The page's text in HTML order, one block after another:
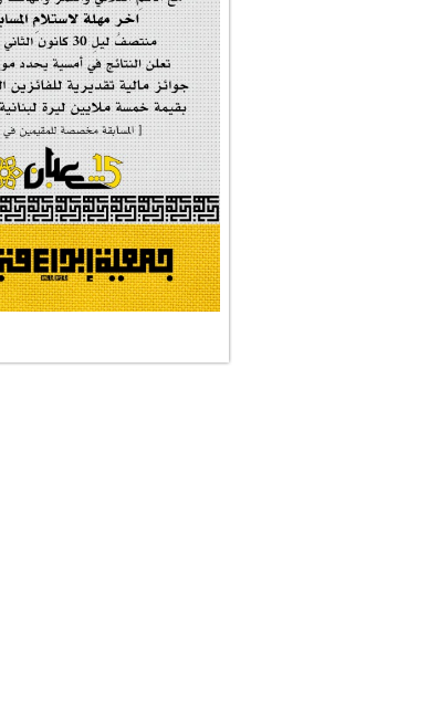
مولد السيدة #الز�...
#أم_الشهداء
#النجم_الثاقب
#الصديقة_الشهيدة
#على_اُهبة_الدم